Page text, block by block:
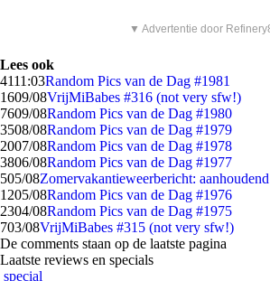
▼ Advertentie door
Lees ook
4111:03Random Pics van de Dag #1981
1609/08VrijMiBabes #316 (not very sfw!)
7609/08Random Pics van de Dag #1980
3508/08Random Pics van de Dag #1979
2007/08Random Pics van de Dag #1978
3806/08Random Pics van de Dag #1977
505/08Zomervakantieweerbericht:
1205/08Random Pics van de Dag #1976
2304/08Random Pics van de Dag #1975
703/08VrijMiBabes #315 (not very sfw!)
De comments staan op de laatste pagina
Laatste reviews en specials
special